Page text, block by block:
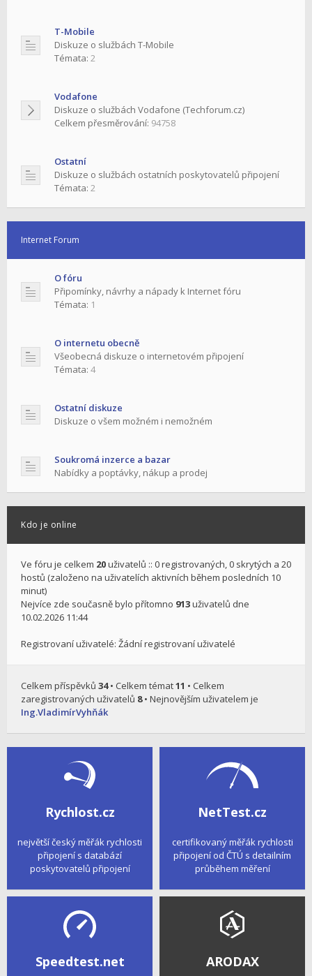
T-Mobile
Diskuze o službách T-Mobile
Témata: 2
Vodafone
Diskuze o službách Vodafone (Techforum.cz)
Celkem přesměrování: 94758
Ostatní
Diskuze o službách ostatních poskytovatelů připojení
Témata: 2
Internet Forum
O fóru
Připomínky, návrhy a nápady k Internet fóru
Témata: 1
O internetu obecně
Všeobecná diskuze o internetovém připojení
Témata: 4
Ostatní diskuze
Diskuze o všem možném i nemožném
Soukromá inzerce a bazar
Nabídky a poptávky, nákup a prodej
Kdo je online
Ve fóru je celkem 20uživatelů :: 0 registrovaných, 0 skrytých a 20
hostů (založeno na uživatelích aktivních během posledních 10
minut)
Nejvíce zde současně bylo přítomno 913uživatelů dne
10.02.2026 11:44
Registrovaní uživatelé: Žádní registrovaní uživatelé
Celkem příspěvků 34• Celkem témat11 • Celkem
zaregistrovaných uživatelů 8• Nejnovějším uživatelem je
Ing.VladimírVyhňák
Rychlost.cz
největší český měřák rychlosti
připojení s databází
poskytovatelů připojení
NetTest.cz
certifikovaný měřák rychlosti
připojení od ČTÚ s detailním
průběhem měření
Speedtest.net ARODAX